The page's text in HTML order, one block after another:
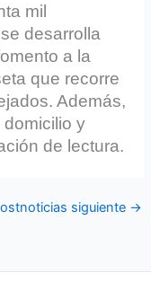
mil
desarrolla
a la
que recorre
Además,
y
de lectura.
siguiente →